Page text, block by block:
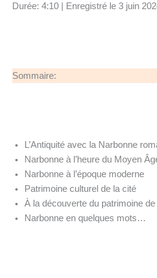
SHARE
Durée: 4:10 Enregistré le 3 juin
Sommaire:
L’Antiquité avec la Narbonne
Narbonne à l’heure du Moyen
Narbonne à l’époque moderne
Patrimoine culturel de la cité
À la découverte du patrimoine
Narbonne en quelques mots…